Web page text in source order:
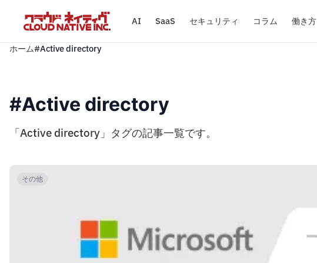
AI SaaS セキュリティ コラム 働き方
ホーム#Active directory
#Active directory
「Active directory」タグの記事一覧です。
その他